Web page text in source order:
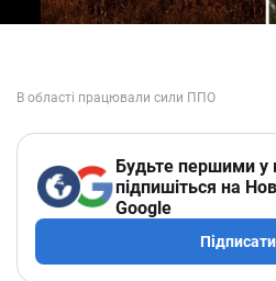
Будьте першими у
підпишіться на
Google